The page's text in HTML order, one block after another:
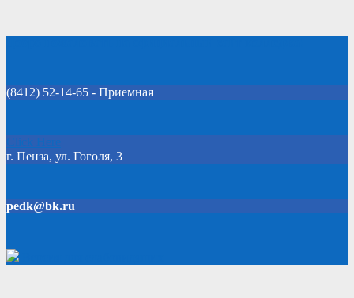
(8412) 52-14-65 - Приемная
Click Here
г. Пенза, ул. Гоголя, 3
pedk@bk.ru